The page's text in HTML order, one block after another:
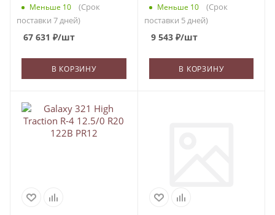
Меньше 10
(Срок
поставки 7 дней)
67 631 ₽/шт
В КОРЗИНУ
Меньше 10
(Срок
поставки 5 дней)
9 543₽/шт
В КОРЗИНУ